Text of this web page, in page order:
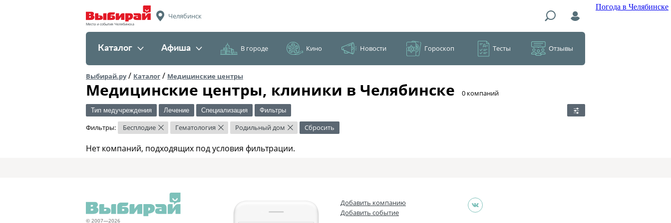
Погода в Челябинске
Места и события Челябинска
Челябинск
Каталог Афиша В городе Кино Новости Гороскоп Тесты Отзывы
Выбирай.ру/ Каталог / Медицинские центры
Медицинские центры, клиники в Челябинске ​0 компаний
Тип медучреждения Лечение Специализация Фильтры
Фильтры: Бесплодие × Гематология × Родильный дом × Сбросить
Нет компаний, подходящих под условия фильтрации.
© 2007—2026
Добавить компанию
Добавить событие